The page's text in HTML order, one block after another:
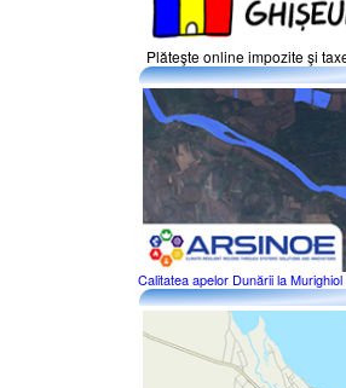
Plăteşte online impozite şi
Calitatea apelor Dunării la Murighiol